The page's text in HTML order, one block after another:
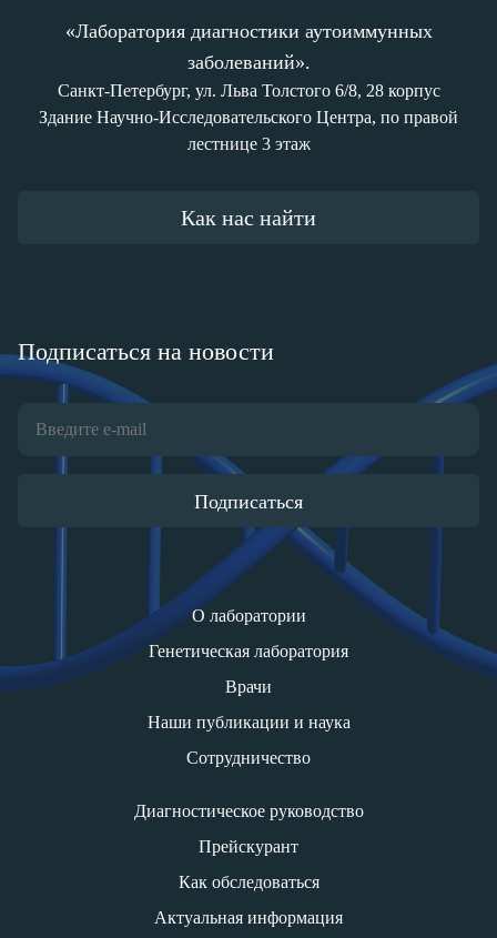
«Лаборатория диагностики аутоиммунных
заболеваний».
Санкт-Петербург, ул. Льва Толстого 6/8, 28 корпус
Здание Научно-Исследовательского Центра, по правой
лестнице 3 этаж
Как нас найти
Подписаться на новости
Подписаться
О лаборатории
Генетическая лаборатория
Врачи
Наши публикации и наука
Сотрудничество
Диагностическое руководство
Прейскурант
Как обследоваться
Актуальная информация